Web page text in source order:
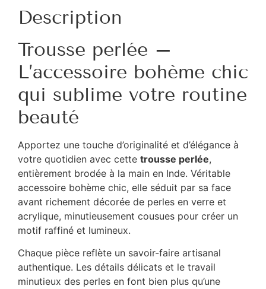
Description
Trousse perlée –
L’accessoire bohème chic
qui sublime votre routine
beauté
Apportez une touche d’originalité et d’élégance à
votre quotidien avec cette trousse perlée,
entièrement brodée à la main en Inde. Véritable
accessoire bohème chic, elle séduit par sa face
avant richement décorée de perles en verre et
acrylique, minutieusement cousues pour créer un
motif raffiné et lumineux.
Chaque pièce reflète un savoir-faire artisanal
authentique. Les détails délicats et le travail
minutieux des perles en font bien plus qu’une